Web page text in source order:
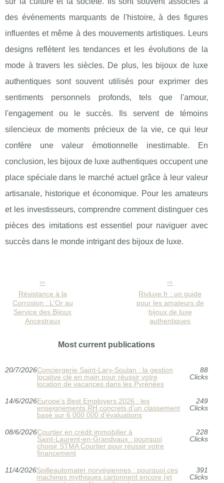
des événements marquants de l'histoire, à des figures
influentes et même à des mouvements artistiques. Leurs
designs reflètent les tendances et les évolutions de la
mode à travers les siècles. De plus, les bijoux de luxe
authentiques sont souvent utilisés pour exprimer des
sentiments personnels profonds, tels que l'amour,
l'engagement ou le succès. Ils servent de témoins
silencieux de moments précieux de la vie, ce qui leur
confère une valeur émotionnelle inestimable. En
conclusion, les bijoux de luxe authentiques occupent une
place spéciale dans le marché actuel grâce à leur valeur
artisanale, historique et économique. Pour les amateurs
et les investisseurs, comprendre comment distinguer ces
pièces des imitations est essentiel pour naviguer avec
succès dans le monde intrigant des bijoux de luxe.
Résistance à la
Corrosion : L'Or au
Service des Bijoux
Ancestraux
Rivluxe.fr : un guide
pour les amateurs de
bijoux de luxe
authentiques
Most current publications
20/7/2026Conciergerie Saint‑Lary‑Soulan : la gestion
locative clé en main pour réussir votre
location de vacances dans les Pyrénées
88
Clicks
14/6/2026Europe’s Best Employers 2026 : les
enseignements RH concrets d’un classement
basé sur 6 000 000 d’évaluations
249
Clicks
08/6/2026Courtier en crédit immobilier à
Saint‑Laurent‑en‑Grandvaux : pourquoi
choisir STMA Courtier pour réussir votre
financement
228
Clicks
11/4/2026Spilleautomater norvégiennes : pourquoi ces
machines mythiques cartonnent encore (et
391
Clicks